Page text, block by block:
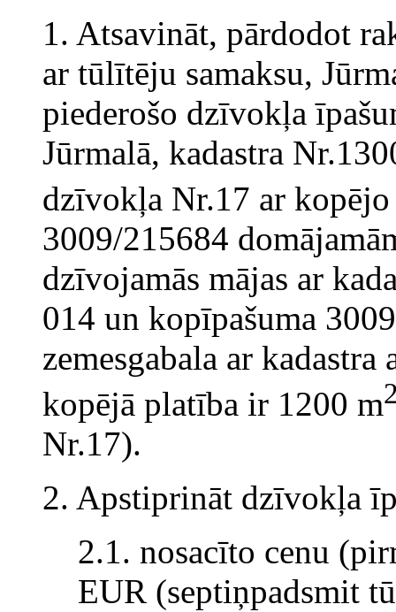
1. Atsavināt, pārdodot
ar tūlītēju samaksu,
piederošo dzīvokļa
Jūrmalā, kadastra
dzīvokļa Nr.17 ar
3009/215684
dzīvojamās mājas ar
014 un kopīpašuma
zemesgabala ar
kopējā platība ir 1200 m
Nr.17).
2. Apstiprināt dzīvokļa
2.1. nosacīto cenu
EUR (septiņpadsmit